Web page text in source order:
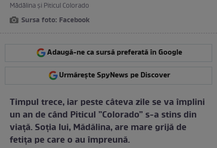
Mădălina și Piticul Colorado
Sursa foto: Facebook
Adaugă-ne ca sursă preferată în Google
Urmărește SpyNews pe Discover
Timpul trece, iar peste câteva zile se va împlini
un an de când Piticul ”Colorado” s-a stins din
viață. Soția lui, Mădălina, are mare grijă de
fetița pe care o au împreună.